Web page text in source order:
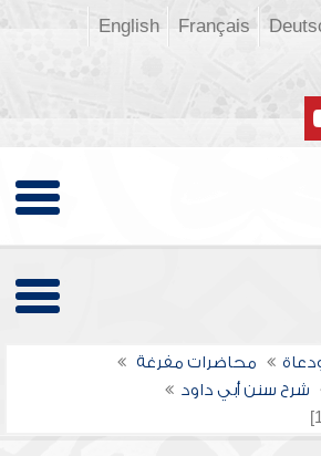
Français
English
محاضرات مفرغة
شرح سنن أبي داود